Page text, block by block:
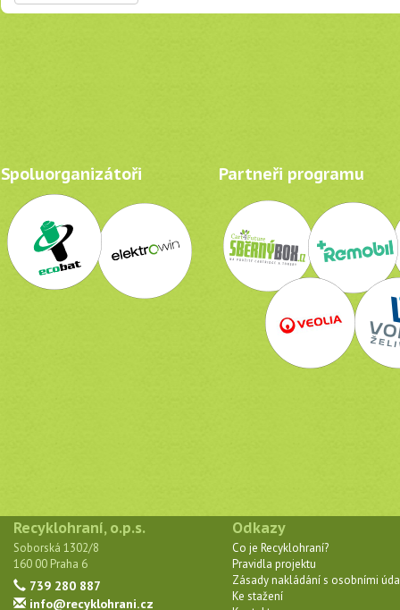
Spoluorganizátoři Partneři programu
Recyklohraní, o.p.s.
Soborská 1302/8
160 00 Praha 6
739 280 887
info@recyklohrani.cz
Odkazy
Co je Recyklohraní?
Pravidla projektu
Zásady nakládání s osobními
Ke stažení